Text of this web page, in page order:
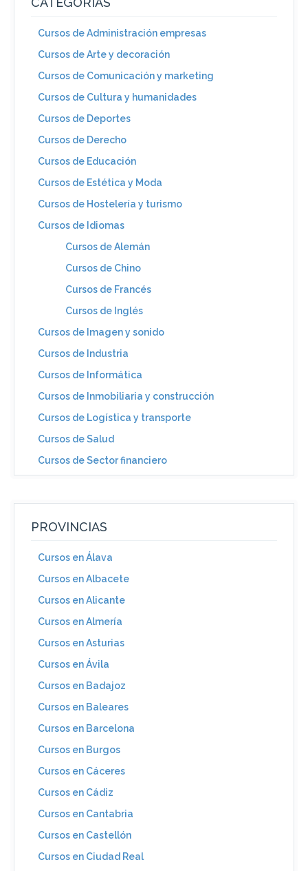
Cursos de Administración empresas
Cursos de Arte y decoración
Cursos de Comunicación y marketing
Cursos de Cultura y humanidades
Cursos de Deportes
Cursos de Derecho
Cursos de Educación
Cursos de Estética y Moda
Cursos de Hostelería y turismo
Cursos de Idiomas
Cursos de Alemán
Cursos de Chino
Cursos de Francés
Cursos de Inglés
Cursos de Imagen y sonido
Cursos de Industria
Cursos de Informática
Cursos de Inmobiliaria y construcción
Cursos de Logística y transporte
Cursos de Salud
Cursos de Sector financiero
PROVINCIAS
Cursos en Álava
Cursos en Albacete
Cursos en Alicante
Cursos en Almería
Cursos en Asturias
Cursos en Ávila
Cursos en Badajoz
Cursos en Baleares
Cursos en Barcelona
Cursos en Burgos
Cursos en Cáceres
Cursos en Cádiz
Cursos en Cantabria
Cursos en Castellón
Cursos en Ciudad Real